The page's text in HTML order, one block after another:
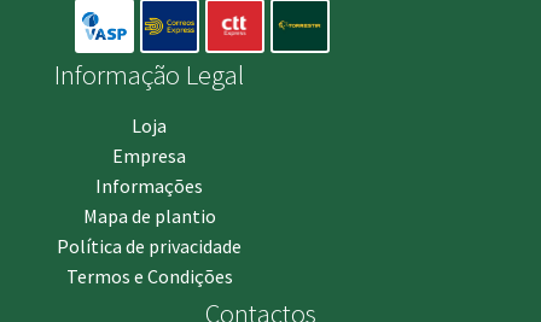
Informação Legal
Loja
Empresa
Informações
Mapa de plantio
Política de privacidade
Termos e Condições
Contactos